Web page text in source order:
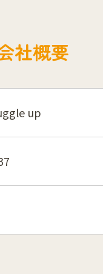
社概要
up